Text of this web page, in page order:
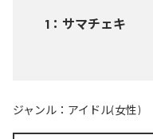
1 ： サマチェキ
ジャンル： アイドル(女性)